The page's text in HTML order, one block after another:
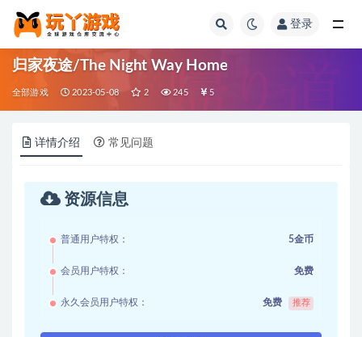
登录
归家夜途/The Night Way Home
全部游戏 2023-05-08 2 245 5
详情介绍 常见问题
资源信息
普通用户特权： 5金币
会员用户特权： 免费
永久会员用户特权： 免费 推荐